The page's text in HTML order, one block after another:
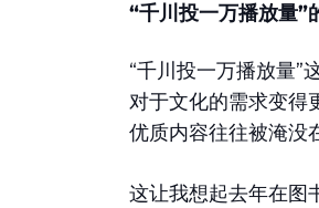
“千川投一万播放量”
“千川投一万播放量
对于文化的需求变得
优质内容往往被淹没
这让我想起去年在图